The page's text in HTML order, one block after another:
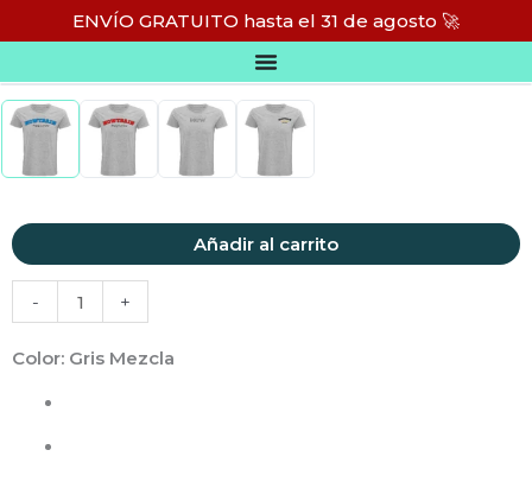
al
contenido
ENVÍO GRATUITO hasta el 31 de agosto 🚀
CAMISETA PREMIUM UNISEX
Añadir al carrito
-
Camiseta
PREMIUM
Unisex
+
Color: Gris Mezcla